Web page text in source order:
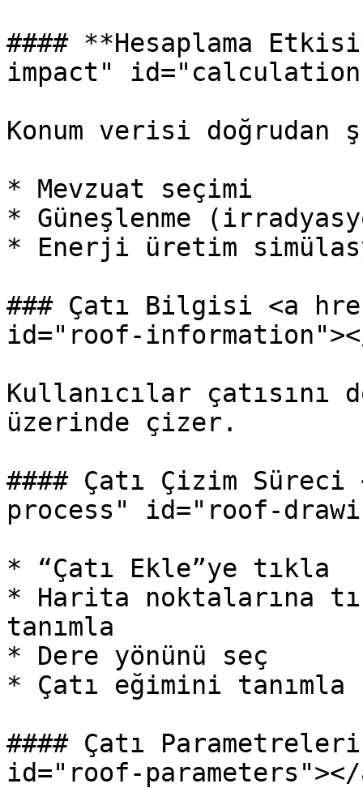
#### **Hesaplama
impact"
Konum verisi
* Mevzuat seçimi
* Güneşlenme
* Enerji üretim
### Çatı Bilgisi <a
id="roof-
Kullanıcılar çatısını
üzerinde çizer.
#### Çatı Çizim
process" id="roof-
* “Çatı Ekle”ye tıkla
* Harita noktalarına
tanımla
* Dere yönünü seç
* Çatı eğimini tanımla
#### Çatı
id="roof-parameters"></